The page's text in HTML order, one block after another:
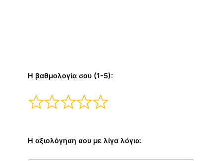
Η βαθμολογία σου (1-5):
Η αξιολόγηση σου με λίγα λόγια: